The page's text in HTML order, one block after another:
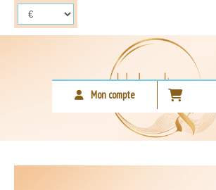
Mon compte
Panneau de gestion des cookies